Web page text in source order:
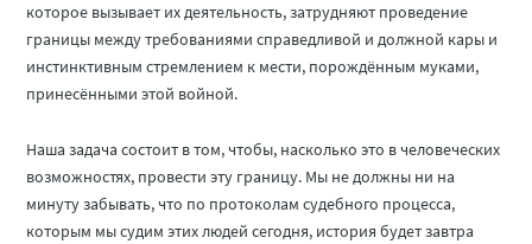
которое вызывает их деятельность, затрудняют проведение
границы между требованиями справедливой и должной кары и
инстинктивным стремлением к мести, порождённым муками,
принесёнными этой войной.
Наша задача состоит в том, чтобы, насколько это в человеческих
возможностях, провести эту границу. Мы не должны ни на
минуту забывать, что по протоколам судебного процесса,
которым мы судим этих людей сегодня, история будет завтра